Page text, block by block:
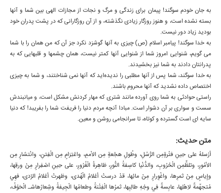
به جان خودم سوگند! پيمان براى زندگى و مرگ و نجات از مجازات الهى بين شما و آنها
بسته نشده است، و هنوز روزگار زيادى نگذشته، و از آن روزگارانى كه در پشت پدران خود
بوديد زياد دور نيست.
به خدا سوگند! پيامبر اسلام (ص) چيزى به آنها گوشزد نكرد جز آن كه من همان را با شما
مى گويم، شنوايى امروز شما از شنوايى آنها كمتر نيست، همان چشمها و قلبهايى كه به
پدرانتان دادند به شما نيز بخشيدند.
به خدا سوگند، شما پس از آنها مطلبى را نديده‌ايد كه آنها نمى شناختند، و شما به چيزى
اختصاص داده نشديد كه آنها محروم باشند.
راستى حوادثى به شما روى آورده مانند شترى كه مهار كردنش مشكل است، و ميانبندش
سست و سوارى بر آن دشوار است. مبادا آنچه مردم دنيا را فريفت شما را بفريبد! كه دنيا
سايه اى است گسترده و كوتاه، تا سرانجامى روشن و معين.
متن حدیث:
أرْسلهُ على حِينِ فتْرةٍمِن الرُّسُلِ، وطُولِ هجْعةٍ مِن الاْممِ، واعْتِزامٍ مِن الْفِتنِ، وانْتشارٍ مِن
الاْمُورِ، وتلظٍّمِن الْحُرُوبِ، والدُّنْيا كاسِفةُ النُّورِ، ظاهِرةُ الْغُرُورِ، على حِينِ اصْفِرارٍ مِنْ ورقِها،
وإِياسٍ مِنْ ثمرِها، واغْوِرارٍ مِنْ مائِها، قدْ درستْ أعْلامُ الْهُدى، وظهرتْ أعْلامُ الرِّدى، فهِي
مُتجهِّمةٌ لاِهْلِها، عابِسةٌ فِي وجْهِ طالِبِها، ثمرُها الْفِتْنةُ وطعامُها الْجِيفةُ وشِعارُهاشـ الْخوْفُ،